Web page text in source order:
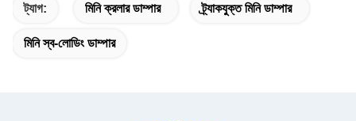
ট্যাগ: মিনি ক্রলার ডাম্পার ট্র্যাকযুক্ত মিনি ডাম্পার
মিনি স্ব-লোডিং ডাম্পার